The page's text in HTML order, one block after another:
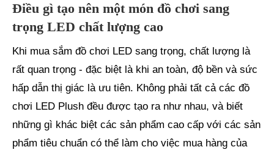
Điều gì tạo nên một món đồ chơi sang
trọng LED chất lượng cao
Khi mua sắm đồ chơi LED sang trọng, chất lượng là
rất quan trọng - đặc biệt là khi an toàn, độ bền và sức
hấp dẫn thị giác là ưu tiên. Không phải tất cả các đồ
chơi LED Plush đều được tạo ra như nhau, và biết
những gì khác biệt các sản phẩm cao cấp với các sản
phẩm tiêu chuẩn có thể làm cho việc mua hàng của